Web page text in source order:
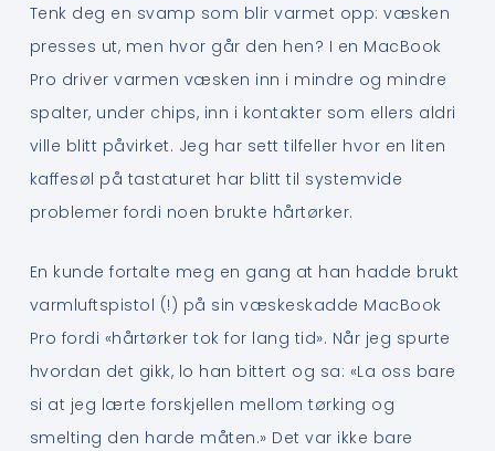
Tenk deg en svamp som blir varmet opp: væsken
presses ut, men hvor går den hen? I en MacBook
Pro driver varmen væsken inn i mindre og mindre
spalter, under chips, inn i kontakter som ellers aldri
ville blitt påvirket. Jeg har sett tilfeller hvor en liten
kaffesøl på tastaturet har blitt til systemvide
problemer fordi noen brukte hårtørker.
En kunde fortalte meg en gang at han hadde brukt
varmluftspistol (!) på sin væskeskadde MacBook
Pro fordi «hårtørker tok for lang tid». Når jeg spurte
hvordan det gikk, lo han bittert og sa: «La oss bare
si at jeg lærte forskjellen mellom tørking og
smelting den harde måten.» Det var ikke bare